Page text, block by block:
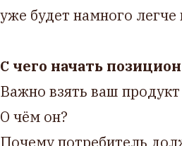
уже будет намного
С чего начать
Важно взять ваш продукт
О чём он?
Почему потребитель